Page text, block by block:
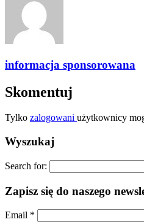
informacja sponsorowana
Skomentuj
Tylko zalogowani użytkownicy
Wyszukaj
Search for:
Zapisz się do naszego
Email *